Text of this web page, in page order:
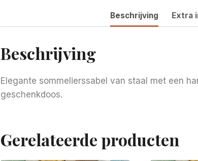
Beschrijving Extra
Beschrijving
Elegante sommelierssabel van staal met een
geschenkdoos.
Gerelateerde producten